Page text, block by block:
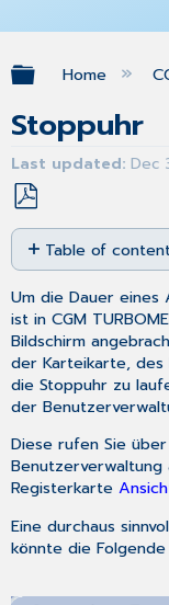
Expand/
Home
Stoppuhr
Last updated Dec
Save
as
PDF
Table of
No
headers
Um die Dauer
ist in CGM
Bildschirm
der Karteikarte,
die Stoppuhr zu
der
Diese rufen Sie
Benutzerverwaltung
Registerkarte
Eine durchaus
könnte die Folgende